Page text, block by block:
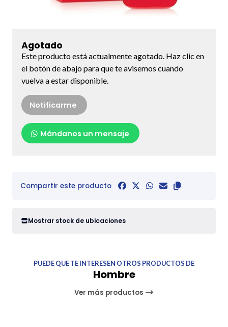
Agotado
Este producto está actualmente agotado. Haz clic en
el botón de abajo para que te avisemos cuando
vuelva a estar disponible.
Notificarme
Mándanos un mensaje
Compartir este producto
Mostrar stock de ubicaciones
PUEDE QUE TE INTERESEN OTROS PRODUCTOS DE
Hombre
Ver más productos